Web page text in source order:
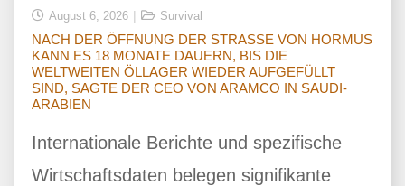
August 6, 2026 Survival
NACH DER ÖFFNUNG DER STRASSE VON HORMUS
KANN ES 18 MONATE DAUERN, BIS DIE
WELTWEITEN ÖLLAGER WIEDER AUFGEFÜLLT
SIND, SAGTE DER CEO VON ARAMCO IN SAUDI-
ARABIEN
Internationale Berichte und spezifische
Wirtschaftsdaten belegen signifikante